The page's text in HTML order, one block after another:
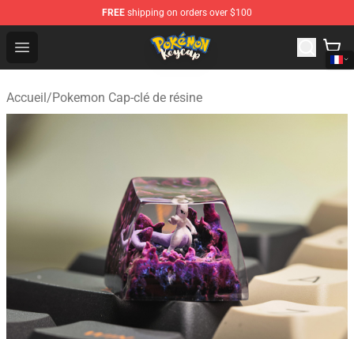
FREE shipping on orders over $100
Open menu
Pokemon Keycap Shop - The Best Store of Pokemon
Accueil/Pokemon Cap-clé de résine